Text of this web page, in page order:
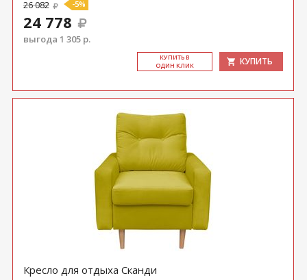
26 082 -5%
24 778
выгода 1 305 р.
КУ­ПИТЬ В
ОДИН КЛИК
КУПИТЬ
Кресло для отдыха Сканди